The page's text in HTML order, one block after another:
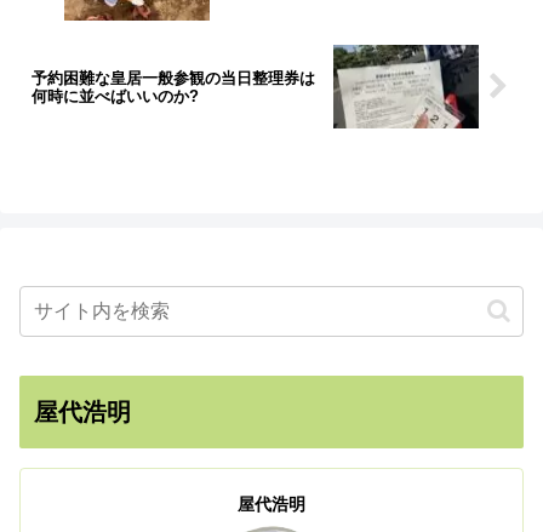
予約困難な皇居一般参観の当日整理券は
何時に並べばいいのか?
屋代浩明
屋代浩明